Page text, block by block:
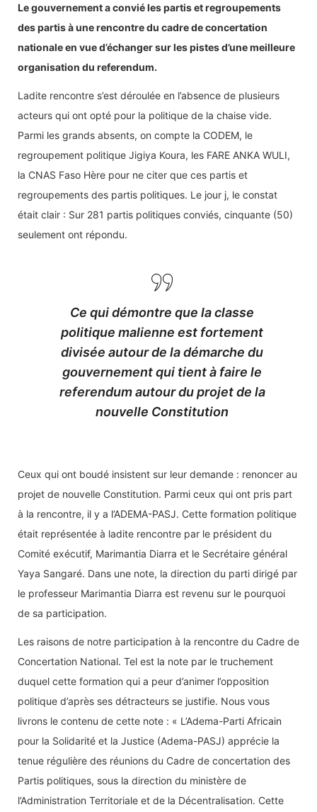
Le gouvernement a convié les partis et regroupements
des partis à une rencontre du cadre de concertation
nationale en vue d’échanger sur les pistes d’une meilleure
organisation du referendum.
Ladite rencontre s’est déroulée en l’absence de plusieurs
acteurs qui ont opté pour la politique de la chaise vide.
Parmi les grands absents, on compte la CODEM, le
regroupement politique Jigiya Koura, les FARE ANKA WULI,
la CNAS Faso Hère pour ne citer que ces partis et
regroupements des partis politiques. Le jour j, le constat
était clair : Sur 281 partis politiques conviés, cinquante (50)
seulement ont répondu.
Ce qui démontre que la classe
politique malienne est fortement
divisée autour de la démarche du
gouvernement qui tient à faire le
referendum autour du projet de la
nouvelle Constitution
Ceux qui ont boudé insistent sur leur demande : renoncer au
projet de nouvelle Constitution. Parmi ceux qui ont pris part
à la rencontre, il y a l’ADEMA-PASJ. Cette formation politique
était représentée à ladite rencontre par le président du
Comité exécutif, Marimantia Diarra et le Secrétaire général
Yaya Sangaré. Dans une note, la direction du parti dirigé par
le professeur Marimantia Diarra est revenu sur le pourquoi
de sa participation.
Les raisons de notre participation à la rencontre du Cadre de
Concertation National. Tel est la note par le truchement
duquel cette formation qui a peur d’animer l’opposition
politique d’après ses détracteurs se justifie. Nous vous
livrons le contenu de cette note : « L’Adema-Parti Africain
pour la Solidarité et la Justice (Adema-PASJ) apprécie la
tenue régulière des réunions du Cadre de concertation des
Partis politiques, sous la direction du ministère de
l’Administration Territoriale et de la Décentralisation. Cette